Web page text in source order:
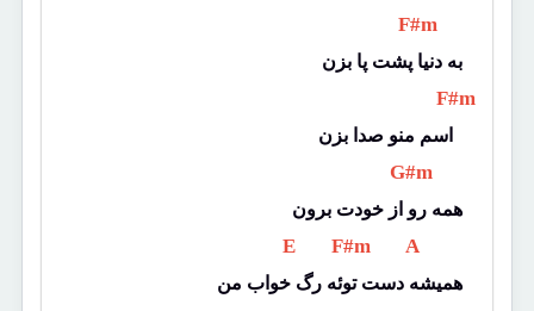
F#m
به دنیا پشت پا بزن
F#m
G#m
همه رو از خودت برون
E F#m A
همیشه دست توئه رگ خواب من